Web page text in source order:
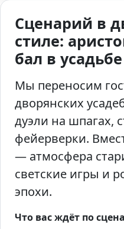
Сценарий в
стиле:
бал в усадьбе
Мы переносим
дворянских
дуэли на шпагах,
фейерверки.
— атмосфера
светские игры и
эпохи.
Что вас ждёт по